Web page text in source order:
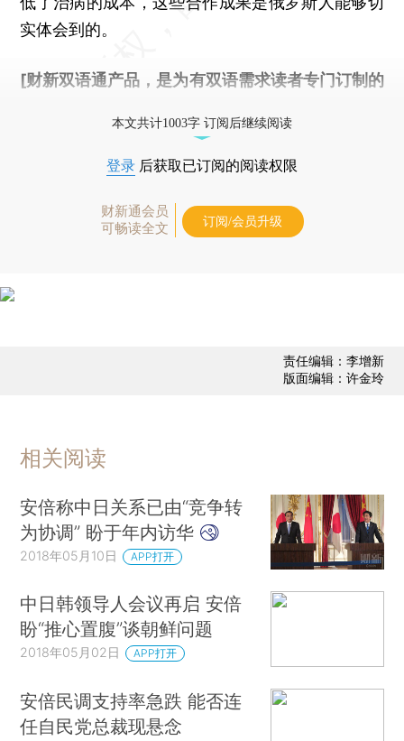
实体会到的。
[财新双语通产品，是为有双语需求读者专门订制的
本文共计1003字 订阅后继续阅读
登录 后获取已订阅的阅读权限
财新通会员
可畅读全文
订阅/会员升级
责任编辑：李增新
版面编辑：许金玲
相关阅读
安倍称中日关系已由“竞争转
为协调” 盼于年内访华
2018年05月10日 APP打开
中日韩领导人会议再启 安倍
盼“推心置腹”谈朝鲜问题
2018年05月02日 APP打开
安倍民调支持率急跌 能否连
任自民党总裁现悬念